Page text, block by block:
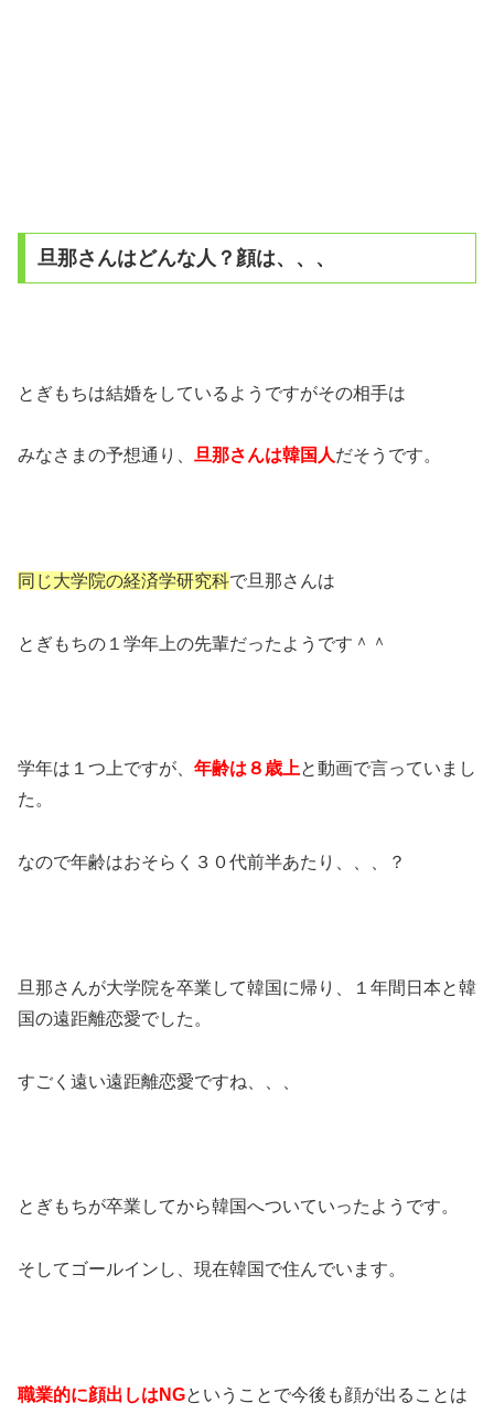
旦那さんはどんな人？顔は、、、
とぎもちは結婚をしているようですがその相手は
みなさまの予想通り、 旦那さんは韓国人だそうです。
同じ大学院の経済学研究科で旦那さんは
とぎもちの１学年上の先輩だったようです＾＾
学年は１つ上ですが、 年齢は８歳上と動画で言っていまし
た。
なので年齢はおそらく３０代前半あたり、、、？
旦那さんが大学院を卒業して韓国に帰り、１年間日本と韓
国の遠距離恋愛でした。
すごく遠い遠距離恋愛ですね、、、
とぎもちが卒業してから韓国へついていったようです。
そしてゴールインし、現在韓国で住んでいます。
職業的に顔出しはNGということで今後も顔が出ることは